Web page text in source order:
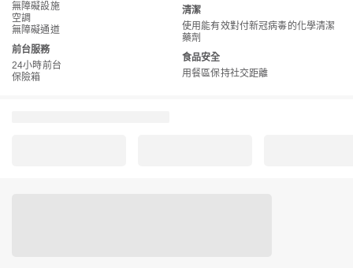
無障礙設施
空調
無障礙通道
前台服務
24小時前台
保險箱
清潔
使用能有效對付新冠病毒的化學清潔
藥劑
食品安全
用餐區保持社交距離